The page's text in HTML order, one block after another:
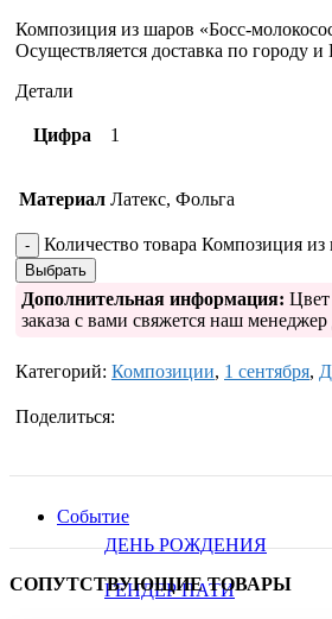
Событие
ДЕНЬ РОЖДЕНИЯ
ГЕНДЕР ПАТИ
Композиция из шаров «Босс-
Осуществляется доставка по
Детали
Цифра 1
Материал Латекс, Фольга
Количество товара Композиция
Выбрать
Дополнительная информация: Цвет
заказа с вами свяжется наш менеджер
Категорий: Композиции, 1 сентября,
Поделиться:
СОПУТСТВУЮЩИЕ ТОВАРЫ